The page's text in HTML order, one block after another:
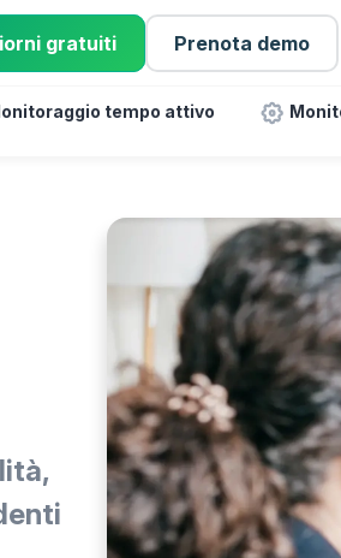
gratuiti Prenota demo
tempo attivo